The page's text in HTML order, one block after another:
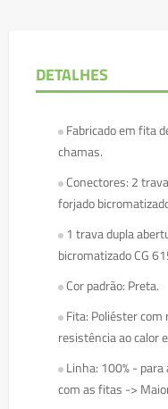
DETALHES
Fabricado em fita
chamas.
Conectores: 2
forjado
1 trava dupla
bicromatizado CG
Cor padrão: Preta.
Fita: Poliéster
resistência ao calor
Linha: 100% -
com as fitas ->